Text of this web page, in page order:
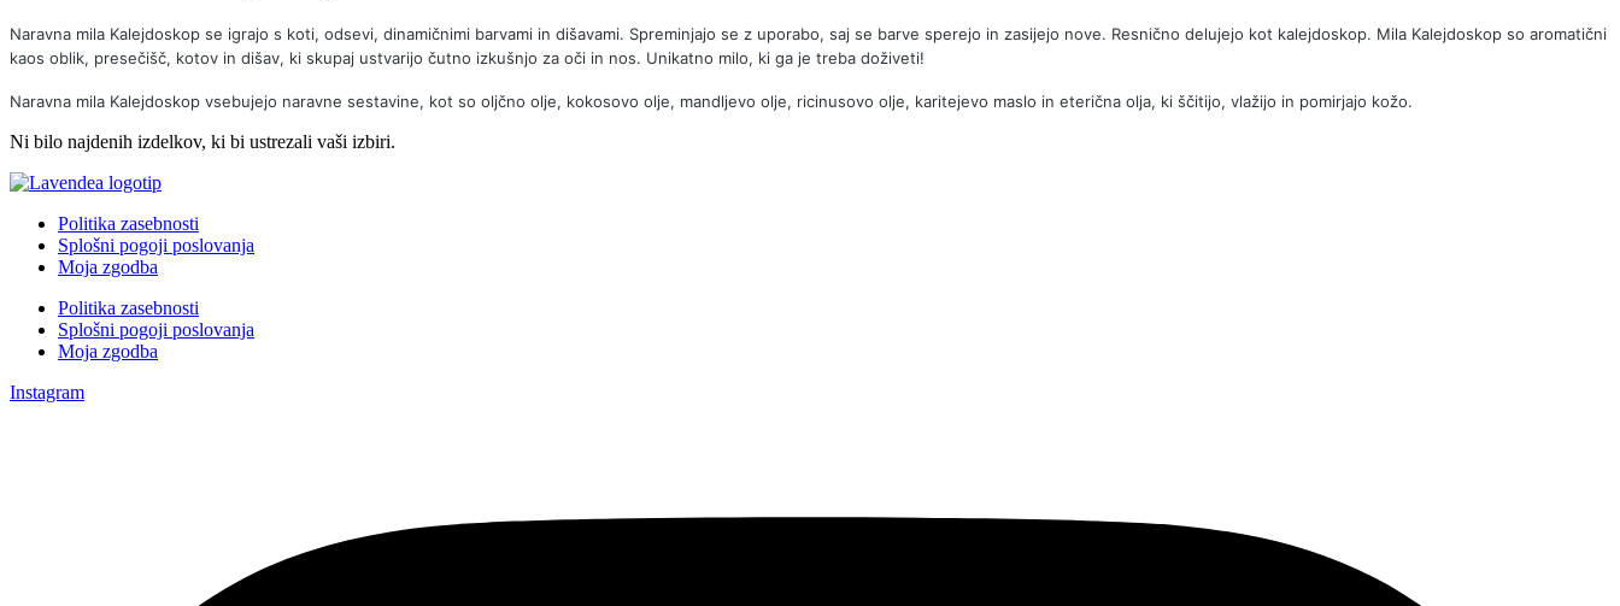
Naravna mila Kalejdoskop se igrajo s koti, odsevi, dinamičnimi barvami in dišavami. Spreminjajo se z uporabo, saj se barve sperejo in zasijejo nove. Resnično delujejo kot kalejdoskop. Mila Kalejdoskop so aromatični
kaos oblik, presečišč, kotov in dišav, ki skupaj ustvarijo čutno izkušnjo za oči in nos. Unikatno milo, ki ga je treba doživeti!
Naravna mila Kalejdoskop vsebujejo naravne sestavine, kot so oljčno olje, kokosovo olje, mandljevo olje, ricinusovo olje, karitejevo maslo in eterična olja, ki ščitijo, vlažijo in pomirjajo kožo.
Ni bilo najdenih izdelkov, ki bi ustrezali vaši izbiri.
Politika zasebnosti
Splošni pogoji poslovanja
Moja zgodba
Politika zasebnosti
Splošni pogoji poslovanja
Moja zgodba
Instagram